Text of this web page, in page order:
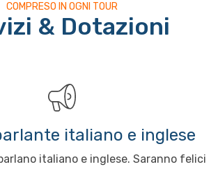
COMPRESO IN OGNI TOUR
& Dotazioni
italiano e inglese
italiano e inglese. Saranno felici